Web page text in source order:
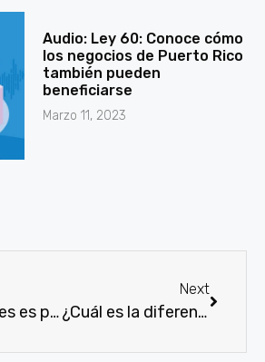
Audio: Ley 60: Conoce cómo
los negocios de Puerto Rico
también pueden
beneficiarse
Marzo 11, 2023
Proyecciones es para su negocio
Next
¿Cuál es la diferencia entre los programas que ofrece alchavo.com y otros programas de contabilidad como Peachtree o Quickbooks?